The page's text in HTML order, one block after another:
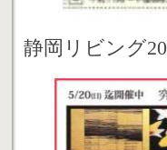
静岡リビング